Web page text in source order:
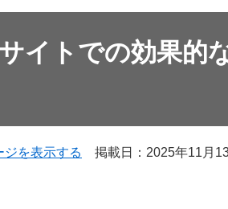
イトでの効果的
ジを表示する 掲載日：2025年11月